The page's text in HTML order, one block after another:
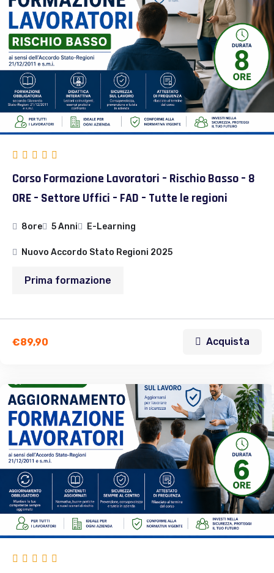
Corso Formazione Lavoratori – Rischio Basso – 8
ORE – Settore Uffici – FAD – Tutte le regioni
8ore 5 Anni E-Learning
Nuovo Accordo Stato Regioni 2025
Prima formazione
€89,90 Acquista